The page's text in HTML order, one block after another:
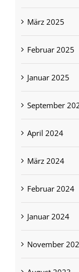
März 2025
Februar 2025
Januar 2025
September
April 2024
März 2024
Februar 2024
Januar 2024
November